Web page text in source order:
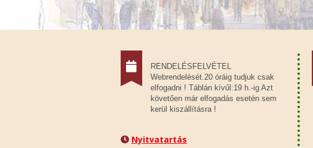
RENDELÉSFELVÉTEL
Webrendelését.20 óráig tudjuk csak
elfogadni ! Táblán kívűl:19 h.-ig Azt
követően már elfogadás esetén sem
kerül kiszállításra !
Nyitvatartás